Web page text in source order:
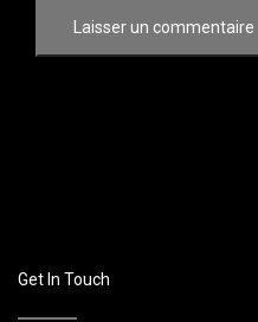
Get In Touch